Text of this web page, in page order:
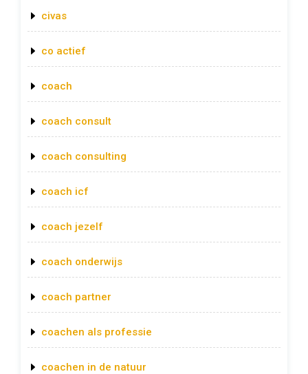
civas
co actief
coach
coach consult
coach consulting
coach icf
coach jezelf
coach onderwijs
coach partner
coachen als professie
coachen in de natuur